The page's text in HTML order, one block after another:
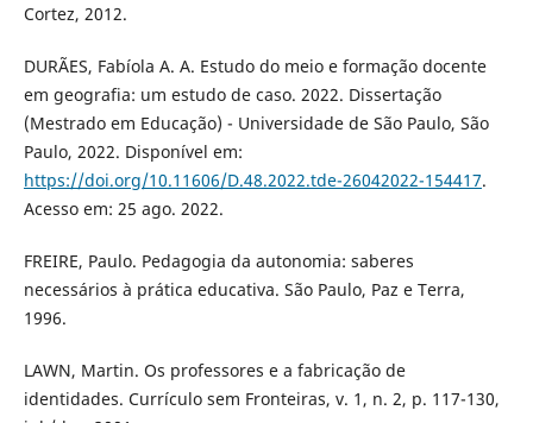
Cortez, 2012.
DURÃES, Fabíola A. A. Estudo do meio e formação docente
em geografia: um estudo de caso. 2022. Dissertação
(Mestrado em Educação) - Universidade de São Paulo, São
Paulo, 2022. Disponível em:
https://doi.org/10.11606/D.48.2022.tde-26042022-154417.
Acesso em: 25 ago. 2022.
FREIRE, Paulo. Pedagogia da autonomia: saberes
necessários à prática educativa. São Paulo, Paz e Terra,
1996.
LAWN, Martin. Os professores e a fabricação de
identidades. Currículo sem Fronteiras, v. 1, n. 2, p. 117-130,